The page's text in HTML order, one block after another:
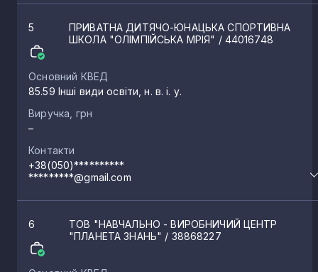
5
ПРИВАТНА ДИТЯЧО-ЮНАЦЬКА СПОРТИВНА
ШКОЛА "ОЛІМПІЙСЬКА МРІЯ" / 44016748
Основний КВЕД
85.59 Інші види освіти, н. в. і. у.
Виручка, грн
–
Контакти
+38(050)**********
*********@gmail.com
6
ТОВ "НАВЧАЛЬНО - ВИРОБНИЧИЙ ЦЕНТР
"ПЛАНЕТА ЗНАНЬ" / 38868227